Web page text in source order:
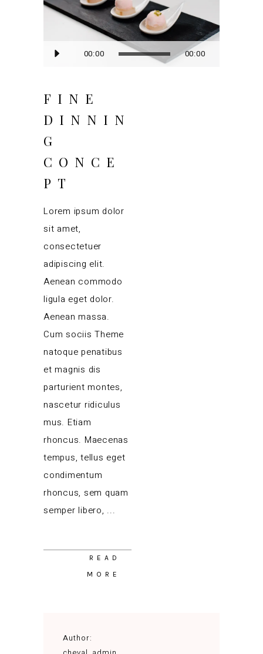
Audio
00:00 00:00
FINE
DINNIN
G
CONCE
PT
Lorem ipsum dolor
sit amet,
consectetuer
adipiscing elit.
Aenean commodo
ligula eget dolor.
Aenean massa.
Cum sociis Theme
natoque penatibus
et magnis dis
parturient montes,
nascetur ridiculus
mus. Etiam
rhoncus. Maecenas
tempus, tellus eget
condimentum
rhoncus, sem quam
semper libero,
READ
MORE
Author: